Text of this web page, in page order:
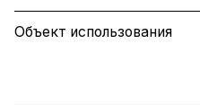
Объект использования